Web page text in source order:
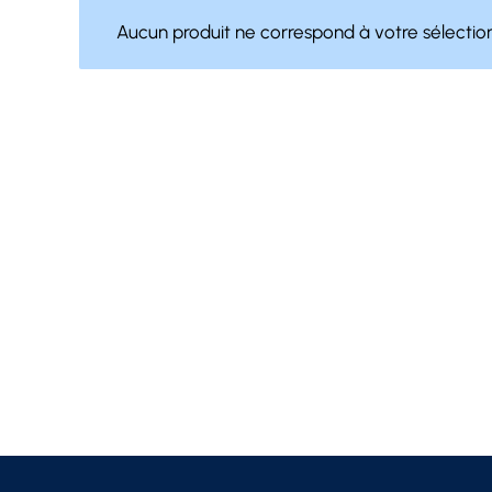
Aucun produit ne correspond à votre